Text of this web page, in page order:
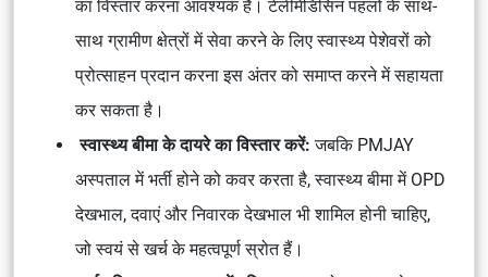
का विस्तार करना आवश्यक है। टेलीमेडिसिन पहलों के साथ-
साथ ग्रामीण क्षेत्रों में सेवा करने के लिए स्वास्थ्य पेशेवरों को
प्रोत्साहन प्रदान करना इस अंतर को समाप्त करने में सहायता
कर सकता है।
स्वास्थ्य बीमा के दायरे का विस्तार करें:जबकि PMJAY
अस्पताल में भर्ती होने को कवर करता है, स्वास्थ्य बीमा में OPD
देखभाल, दवाएं और निवारक देखभाल भी शामिल होनी चाहिए,
जो स्वयं से खर्च के महत्वपूर्ण स्रोत हैं।